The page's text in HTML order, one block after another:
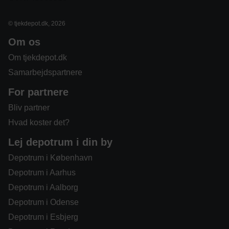
© tjekdepot.dk, 2026
Om os
Om tjekdepot.dk
Samarbejdspartnere
For partnere
Bliv partner
Hvad koster det?
Lej depotrum i din by
Depotrum i København
Depotrum i Aarhus
Depotrum i Aalborg
Depotrum i Odense
Depotrum i Esbjerg